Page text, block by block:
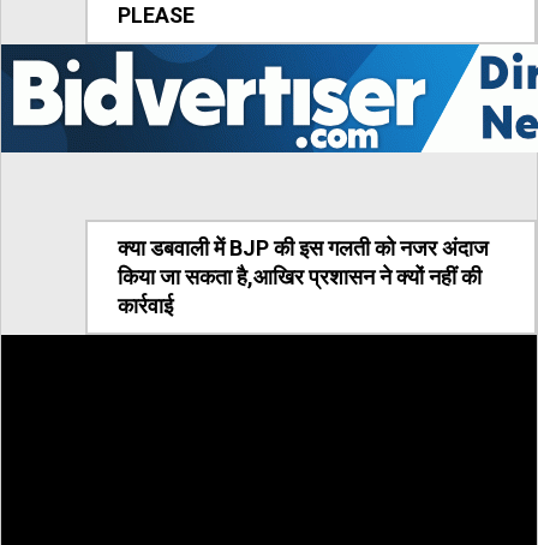
PLEASE
क्या डबवाली में BJP की इस गलती को नजर अंदाज
किया जा सकता है,आखिर प्रशासन ने क्यों नहीं की
कार्रवाई